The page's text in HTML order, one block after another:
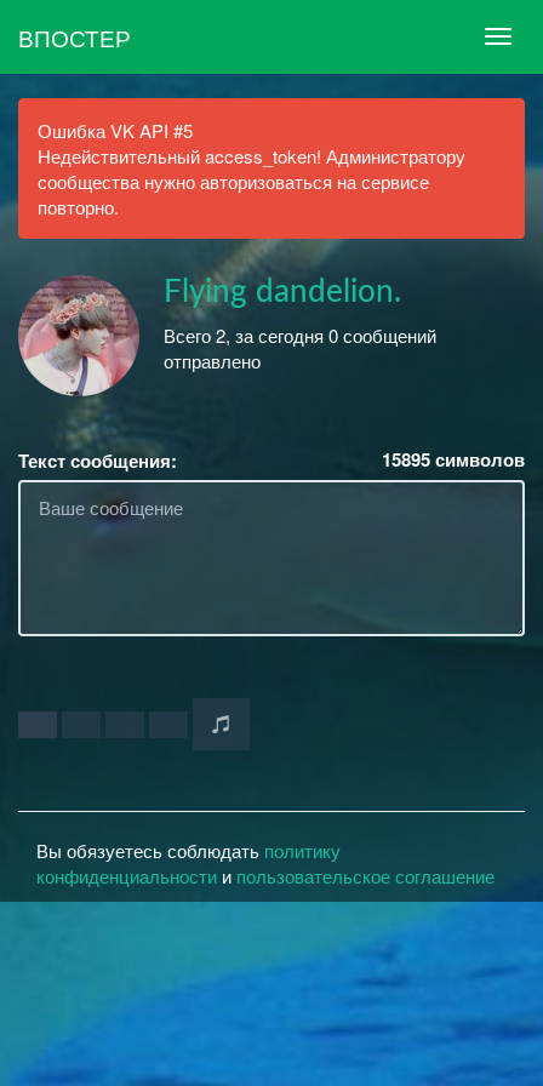
ВПОСТЕР
Ошибка VK API #5
Недействительный access_token! Администратору
сообщества нужно авторизоваться на сервисе
повторно.
Flying dandelion.
Всего 2, за сегодня 0 сообщений
отправлено
Текст сообщения: 15895символов
Вы обязуетесь соблюдать политику
конфиденциальности и пользовательское соглашение